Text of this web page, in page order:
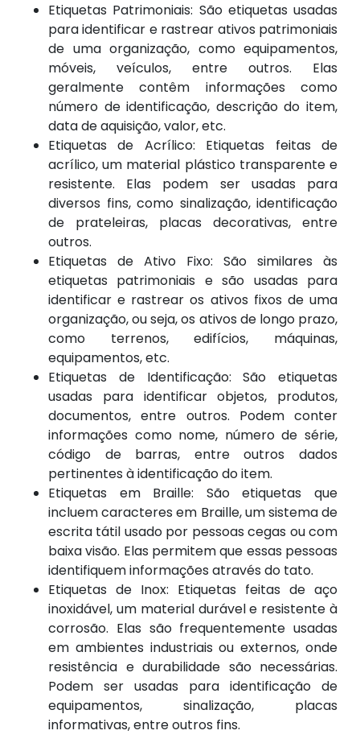
Etiquetas Patrimoniais: São etiquetas usadas
para identificar e rastrear ativos patrimoniais
de uma organização, como equipamentos,
móveis, veículos, entre outros. Elas
geralmente contêm informações como
número de identificação, descrição do item,
data de aquisição, valor, etc.
Etiquetas de Acrílico: Etiquetas feitas de
acrílico, um material plástico transparente e
resistente. Elas podem ser usadas para
diversos fins, como sinalização, identificação
de prateleiras, placas decorativas, entre
outros.
Etiquetas de Ativo Fixo: São similares às
etiquetas patrimoniais e são usadas para
identificar e rastrear os ativos fixos de uma
organização, ou seja, os ativos de longo prazo,
como terrenos, edifícios, máquinas,
equipamentos, etc.
Etiquetas de Identificação: São etiquetas
usadas para identificar objetos, produtos,
documentos, entre outros. Podem conter
informações como nome, número de série,
código de barras, entre outros dados
pertinentes à identificação do item.
Etiquetas em Braille: São etiquetas que
incluem caracteres em Braille, um sistema de
escrita tátil usado por pessoas cegas ou com
baixa visão. Elas permitem que essas pessoas
identifiquem informações através do tato.
Etiquetas de Inox: Etiquetas feitas de aço
inoxidável, um material durável e resistente à
corrosão. Elas são frequentemente usadas
em ambientes industriais ou externos, onde
resistência e durabilidade são necessárias.
Podem ser usadas para identificação de
equipamentos, sinalização, placas
informativas, entre outros fins.